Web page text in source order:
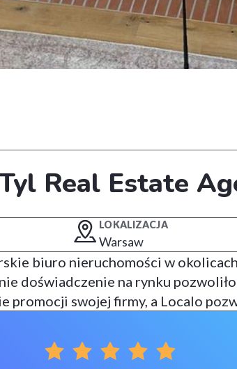
Real Estate
LOKALIZACJA
Warsaw
biuro nieruchomości w
doświadczenie na rynku pozwoliło
promocji swojej firmy, a Localo